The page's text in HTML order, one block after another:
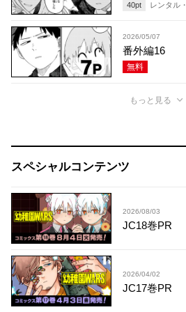
40pt レンタル・
2026/05/07
番外編16
無料
もっと見る
スペシャルコンテンツ
2026/08/03
JC18巻PR
2026/04/02
JC17巻PR